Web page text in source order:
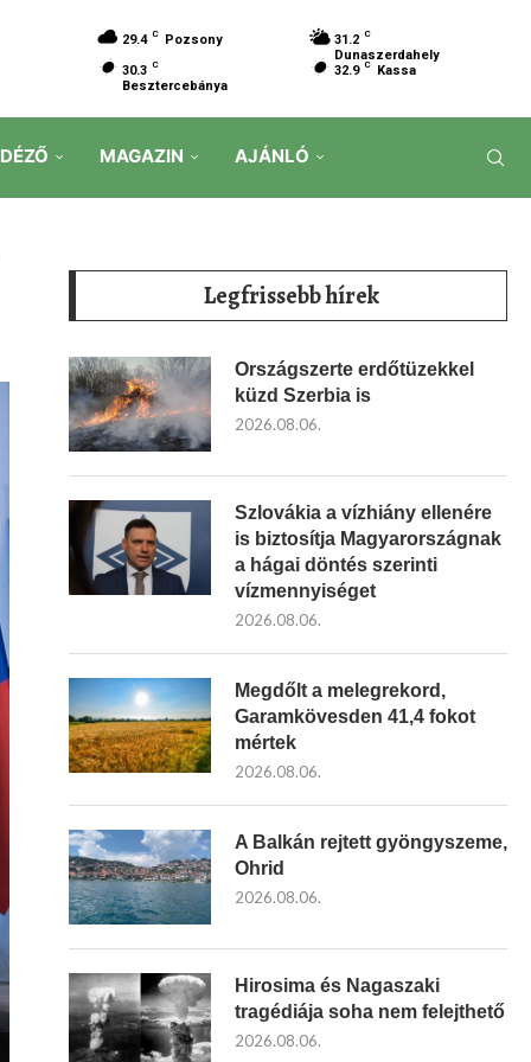
29.4 C Pozsony 31.2 C
Dunaszerdahely
30.3 C
Besztercebánya
32.9 C Kassa
MAGAZIN AJÁNLÓ
Legfrissebb hírek
Országszerte erdőtüzekkel
küzd Szerbia is
2026.08.06.
Szlovákia a vízhiány ellenére
is biztosítja Magyarországnak
a hágai döntés szerinti
vízmennyiséget
2026.08.06.
Megdőlt a melegrekord,
Garamkövesden 41,4 fokot
mértek
2026.08.06.
A Balkán rejtett gyöngyszeme,
Ohrid
2026.08.06.
Hirosima és Nagaszaki
tragédiája soha nem felejthető
2026.08.06.